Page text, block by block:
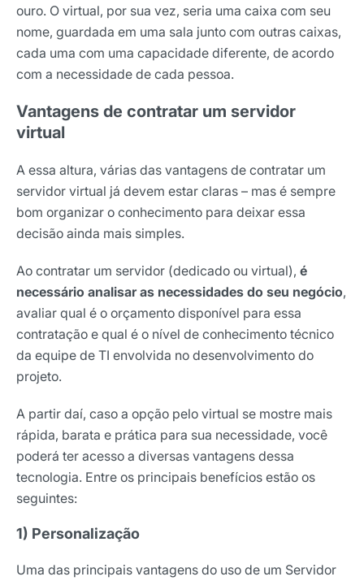
ouro. O virtual, por sua vez, seria uma caixa com seu
nome, guardada em uma sala junto com outras caixas,
cada uma com uma capacidade diferente, de acordo
com a necessidade de cada pessoa.
Vantagens de contratar um servidor
virtual
A essa altura, várias das vantagens de contratar um
servidor virtual já devem estar claras – mas é sempre
bom organizar o conhecimento para deixar essa
decisão ainda mais simples.
Ao contratar um servidor (dedicado ou virtual), é
necessário analisar as necessidades do seu negócio,
avaliar qual é o orçamento disponível para essa
contratação e qual é o nível de conhecimento técnico
da equipe de TI envolvida no desenvolvimento do
projeto.
A partir daí, caso a opção pelo virtual se mostre mais
rápida, barata e prática para sua necessidade, você
poderá ter acesso a diversas vantagens dessa
tecnologia. Entre os principais benefícios estão os
seguintes:
1) Personalização
Uma das principais vantagens do uso de um Servidor
Nome
E-mail
Selecione sua área de atuação
*Ao assinar nossa newsletter, você concorda em receber
nossas comunicações e está de acordo com as nossas
Políticas de Privacidade
Assinar newsletter